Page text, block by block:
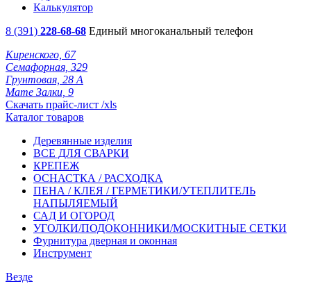
Калькулятор
8 (391) 228-68-68 Единый многоканальный телефон
Киренского, 67
Семафорная, 329
Грунтовая, 28 А
Мате Залки, 9
Скачать прайс-лист /xls
Каталог товаров
Деревянные изделия
ВСЕ ДЛЯ СВАРКИ
КРЕПЕЖ
ОСНАСТКА / РАСХОДКА
ПЕНА / КЛЕЯ / ГЕРМЕТИКИ/УТЕПЛИТЕЛЬ
НАПЫЛЯЕМЫЙ
САД И ОГОРОД
УГОЛКИ/ПОДОКОННИКИ/МОСКИТНЫЕ СЕТКИ
Фурнитура дверная и оконная
Инструмент
Везде